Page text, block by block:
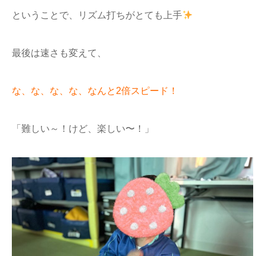
ということで、リズム打ちがとても上手
最後は速さも変えて、
な、な、な、な、なんと2倍スピード！
「難しい～！けど、楽しい〜！」